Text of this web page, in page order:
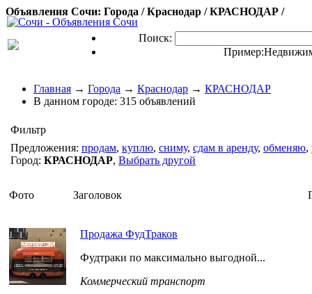
Объявления Сочи: Города / Краснодар / КРАСНОДАР /
Поиск:
Пример:
Главная → Города → Краснодар → КРАСНОДАР
В данном городе: 315 объявлений
Фильтр
Предложения: продам, куплю, сниму, сдам в аренду, обменяю,
Город: КРАСНОДАР, Выбрать другой
Фото Заголовок
Продажа ФудТраков
Фудтраки по максимально выгодной...
Коммерческий транспорт